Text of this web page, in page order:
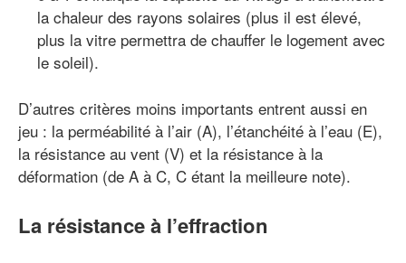
la chaleur des rayons solaires (plus il est élevé,
plus la vitre permettra de chauffer le logement avec
le soleil).
D’autres critères moins importants entrent aussi en
jeu : la perméabilité à l’air (A), l’étanchéité à l’eau (E),
la résistance au vent (V) et la résistance à la
déformation (de A à C, C étant la meilleure note).
La résistance à l’effraction